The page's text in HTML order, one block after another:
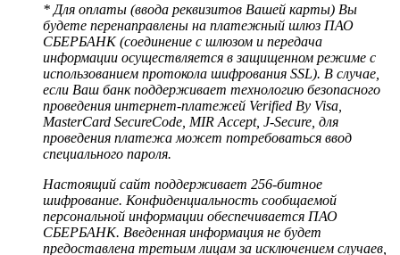
* Для оплаты (ввода реквизитов Вашей карты) Вы
будете перенаправлены на платежный шлюз ПАО
СБЕРБАНК (соединение с шлюзом и передача
информации осуществляется в защищенном режиме с
использованием протокола шифрования SSL). В случае,
если Ваш банк поддерживает технологию безопасного
проведения интернет-платежей Verified By Visa,
MasterCard SecureCode, MIR Accept, J-Secure, для
проведения платежа может потребоваться ввод
специального пароля.
Настоящий сайт поддерживает 256-битное
шифрование. Конфиденциальность сообщаемой
персональной информации обеспечивается ПАО
СБЕРБАНК. Введенная информация не будет
предоставлена третьим лицам за исключением случаев,